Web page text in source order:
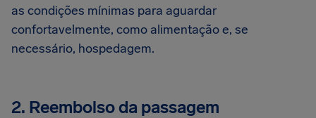
as condições mínimas para aguardar
confortavelmente, como alimentação e, se
necessário, hospedagem.
2. Reembolso da passagem